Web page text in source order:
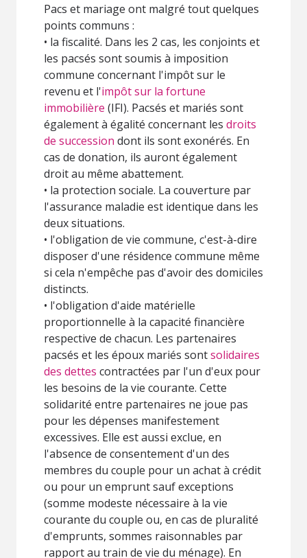
Pacs et mariage ont malgré tout quelques
points communs :
• la fiscalité. Dans les 2 cas, les conjoints et
les pacsés sont soumis à imposition
commune concernant l'impôt sur le
revenu et l'impôt sur la fortune
immobilière (IFI). Pacsés et mariés sont
également à égalité concernant les droits
de succession dont ils sont exonérés. En
cas de donation, ils auront également
droit au même abattement.
• la protection sociale. La couverture par
l'assurance maladie est identique dans les
deux situations.
• l'obligation de vie commune, c'est-à-dire
disposer d'une résidence commune même
si cela n'empêche pas d'avoir des domiciles
distincts.
• l'obligation d'aide matérielle
proportionnelle à la capacité financière
respective de chacun. Les partenaires
pacsés et les époux mariés sontsolidaires
des dettes contractées par l'un d'eux pour
les besoins de la vie courante. Cette
solidarité entre partenaires ne joue pas
pour les dépenses manifestement
excessives. Elle est aussi exclue, en
l'absence de consentement d'un des
membres du couple pour un achat à crédit
ou pour un emprunt sauf exceptions
(somme modeste nécessaire à la vie
courante du couple ou, en cas de pluralité
d'emprunts, sommes raisonnables par
rapport au train de vie du ménage). En